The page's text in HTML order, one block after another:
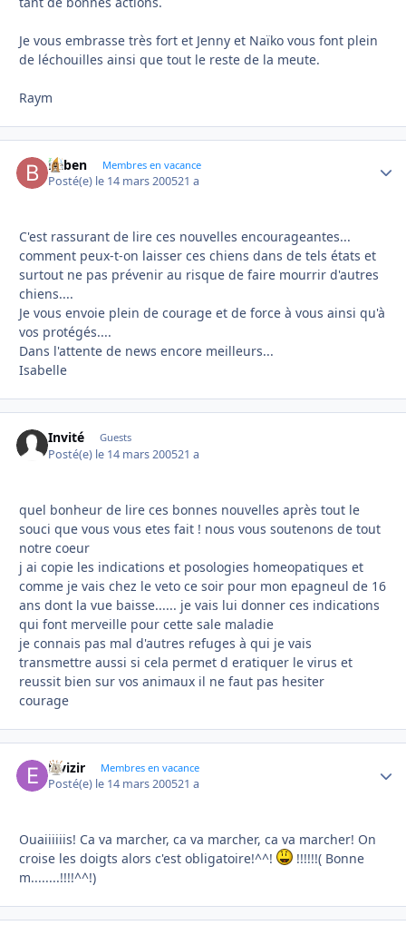
Je vous embrasse très fort et Jenny et Naïko vous font plein
de léchouilles ainsi que tout le reste de la meute.
Raym
baben Membres en vacance
Posté(e) le 14 mars 200521 a
C'est rassurant de lire ces nouvelles encourageantes...
comment peux-t-on laisser ces chiens dans de tels états et
surtout ne pas prévenir au risque de faire mourrir d'autres
chiens....
Je vous envoie plein de courage et de force à vous ainsi qu'à
vos protégés....
Dans l'attente de news encore meilleurs...
Isabelle
Invité Guests
Posté(e) le 14 mars 200521 a
quel bonheur de lire ces bonnes nouvelles après tout le
souci que vous vous etes fait ! nous vous soutenons de tout
notre coeur
j ai copie les indications et posologies homeopatiques et
comme je vais chez le veto ce soir pour mon epagneul de 16
ans dont la vue baisse...... je vais lui donner ces indications
qui font merveille pour cette sale maladie
je connais pas mal d'autres refuges à qui je vais
transmettre aussi si cela permet d eratiquer le virus et
reussit bien sur vos animaux il ne faut pas hesiter
courage
Elvizir Membres en vacance
Posté(e) le 14 mars 200521 a
Ouaiiiiiis! Ca va marcher, ca va marcher, ca va marcher! On
croise les doigts alors c'est obligatoire!^^!
!!!!!!( Bonne
m........!!!!^^!)